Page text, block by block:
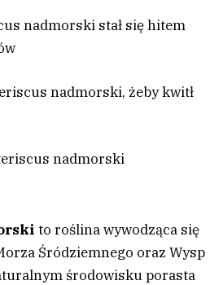
nadmorski stał się hitem
nadmorski, żeby kwitł
nadmorski
to roślina wywodząca się
Śródziemnego oraz Wysp
środowisku porasta